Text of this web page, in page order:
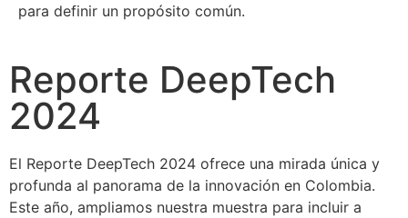
para definir un propósito común.
Reporte DeepTech
2024
El Reporte DeepTech 2024 ofrece una mirada única y
profunda al panorama de la innovación en Colombia.
Este año, ampliamos nuestra muestra para incluir a